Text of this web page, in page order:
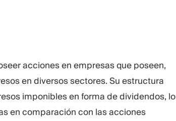
acciones en empresas que poseen,
en diversos sectores. Su estructura
imponibles en forma de dividendos, lo
en comparación con las acciones